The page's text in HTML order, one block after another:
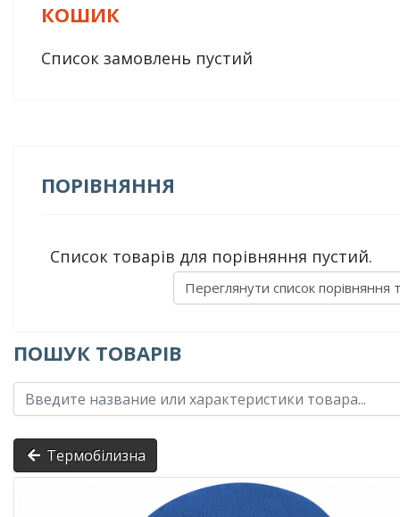
КОШИК
Список замовлень пустий
ПОРІВНЯННЯ
Список товарів для порівняння пустий.
Переглянути список порівняння
ПОШУК ТОВАРІВ
Термобілизна